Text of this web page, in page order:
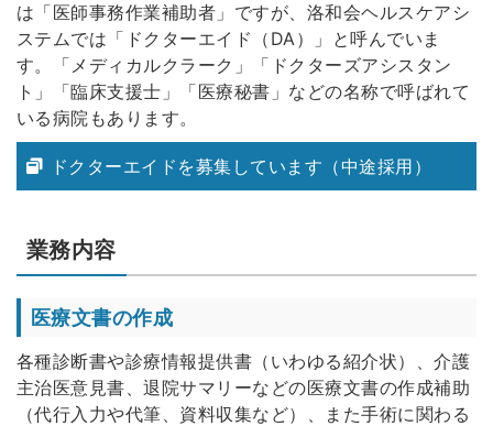
は「医師事務作業補助者」ですが、洛和会ヘルスケアシ
ステムでは「ドクターエイド（DA）」と呼んでいま
す。「メディカルクラーク」「ドクターズアシスタン
ト」「臨床支援士」「医療秘書」などの名称で呼ばれて
いる病院もあります。
ドクターエイドを募集しています（中途採用）
業務内容
医療文書の作成
各種診断書や診療情報提供書（いわゆる紹介状）、介護
主治医意見書、退院サマリーなどの医療文書の作成補助
（代行入力や代筆、資料収集など）、また手術に関わる